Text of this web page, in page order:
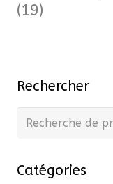
(19)
Rechercher
Recherche
Catégories